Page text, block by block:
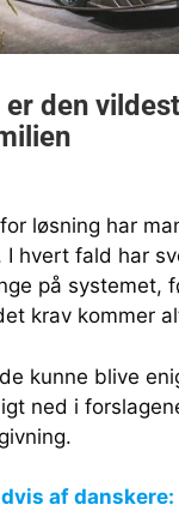
løsning har
I hvert fald har
på systemet,
krav kommer
kunne blive
ned i
af danskere: